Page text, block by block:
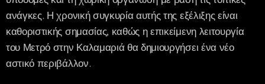
ανάγκες. Η χρονική συγκυρία αυτής της εξέλιξης είναι
καθοριστικής σημασίας, καθώς η επικείμενη λειτουργία
του Μετρό στην Καλαμαριά θα δημιουργήσει ένα νέο
αστικό περιβάλλον.